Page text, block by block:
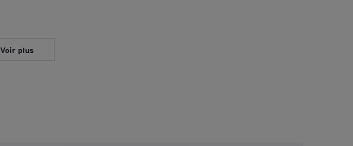
Voir plus